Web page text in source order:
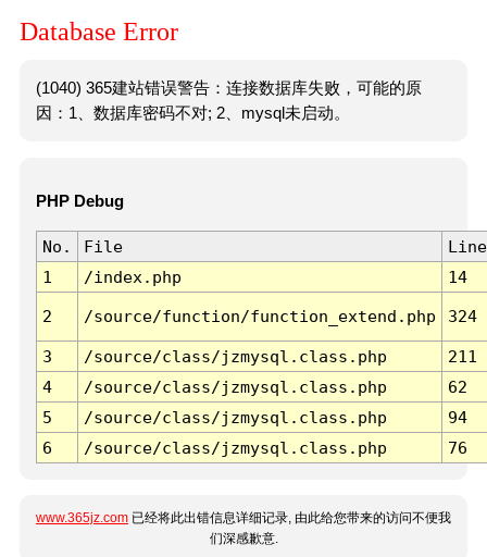
Database Error
(1040) 365建站错误警告：连接数据库失败，可能的原
因：1、数据库密码不对; 2、mysql未启动。
PHP Debug
No. File
Line
1
/index.php 14
2 /source/function/function_extend.php 324
3 /source/class/jzmysql.class.php
211
4
/source/class/jzmysql.class.php
62
5
/source/class/jzmysql.class.php
94
6
/source/class/jzmysql.class.php 76
www.365jz.com 已经将此出错信息详细记录, 由此给您带来的访问不便我
们深感歉意.